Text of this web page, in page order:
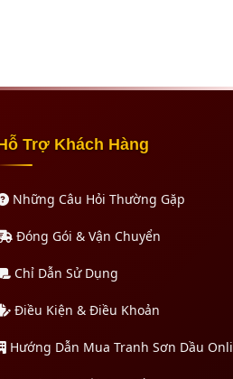
Trợ Khách Hàng
Những Câu Hỏi Thường Gặp
Đóng Gói & Vận Chuyển
Chỉ Dẫn Sử Dụng
Điều Kiện & Điều Khoản
Hướng Dẫn Mua Tranh Sơn Dầu